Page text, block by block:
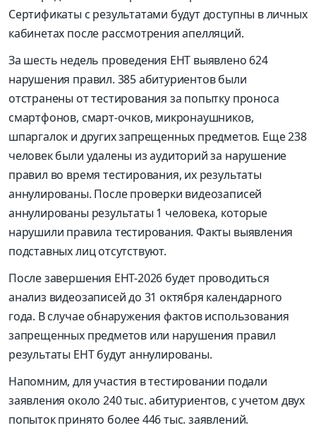
Сертификаты с результатами будут доступны в личных
кабинетах после рассмотрения апелляций.
За шесть недель проведения ЕНТ выявлено 624
нарушения правил. 385 абитуриентов были
отстранены от тестирования за попытку проноса
смартфонов, смарт-очков, микронаушников,
шпаргалок и других запрещенных предметов. Еще 238
человек были удалены из аудиторий за нарушение
правил во время тестирования, их результаты
аннулированы. После проверки видеозаписей
аннулированы результаты 1 человека, которые
нарушили правила тестирования. Факты выявления
подставных лиц отсутствуют.
После завершения ЕНТ-2026 будет проводиться
анализ видеозаписей до 31 октября календарного
года. В случае обнаружения фактов использования
запрещенных предметов или нарушения правил
результаты ЕНТ будут аннулированы.
Напомним, для участия в тестировании подали
заявления около 240 тыс. абитуриентов, с учетом двух
попыток принято более 446 тыс. заявлений.